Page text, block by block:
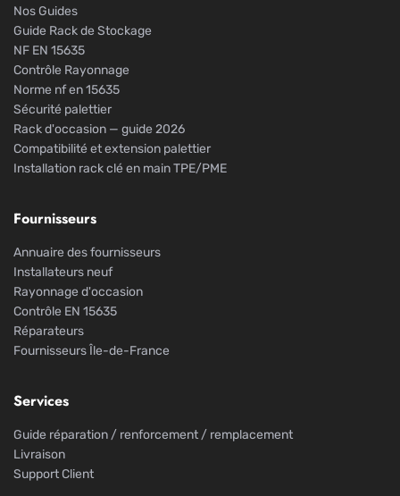
Nos Guides
Guide Rack de Stockage
NF EN 15635
Contrôle Rayonnage
Norme nf en 15635
Sécurité palettier
Rack d'occasion — guide 2026
Compatibilité et extension palettier
Installation rack clé en main TPE/PME
Fournisseurs
Annuaire des fournisseurs
Installateurs neuf
Rayonnage d'occasion
Contrôle EN 15635
Réparateurs
Fournisseurs Île-de-France
Services
Guide réparation / renforcement / remplacement
Livraison
Support Client